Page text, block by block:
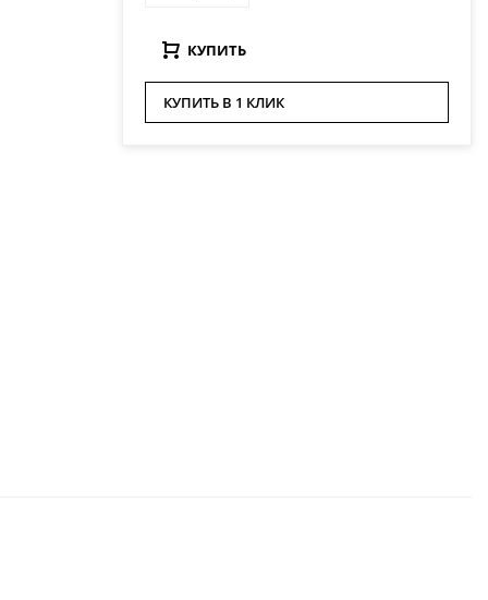
КУПИТЬ
КУПИТЬ В 1 КЛИК